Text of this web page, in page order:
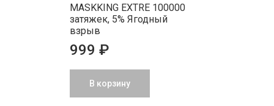
MASKKING EXTRE 100000
затяжек, 5% Ягодный
взрыв
999 ₽
В корзину